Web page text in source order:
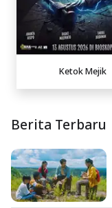
Ketok Mejik
Berita Terbaru